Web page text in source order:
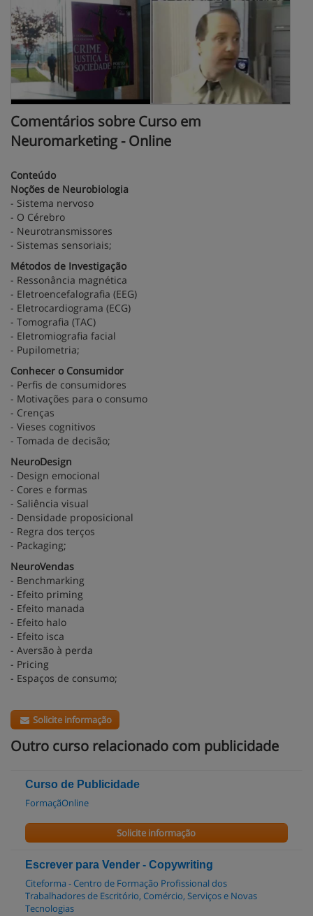
Comentários sobre Curso em
Neuromarketing - Online
Conteúdo
Noções de Neurobiologia
- Sistema nervoso
- O Cérebro
- Neurotransmissores
- Sistemas sensoriais;
Métodos de Investigação
- Ressonância magnética
- Eletroencefalografia (EEG)
- Eletrocardiograma (ECG)
- Tomografia (TAC)
- Eletromiografia facial
- Pupilometria;
Conhecer o Consumidor
- Perfis de consumidores
- Motivações para o consumo
- Crenças
- Vieses cognitivos
- Tomada de decisão;
NeuroDesign
- Design emocional
- Cores e formas
- Saliência visual
- Densidade proposicional
- Regra dos terços
- Packaging;
NeuroVendas
- Benchmarking
- Efeito priming
- Efeito manada
- Efeito halo
- Efeito isca
- Aversão à perda
- Pricing
- Espaços de consumo;
Solicite informação
Outro curso relacionado com publicidade
Curso de Publicidade
FormaçãOnline
Solicite informação
Escrever para Vender - Copywriting
Citeforma - Centro de Formação Profissional dos
Trabalhadores de Escritório, Comércio, Serviços e Novas
Tecnologias